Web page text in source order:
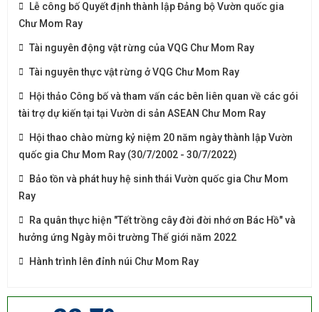
Lễ công bố Quyết định thành lập Đảng bộ Vườn quốc gia
Chư Mom Ray
Tài nguyên động vật rừng của VQG Chư Mom Ray
Tài nguyên thực vật rừng ở VQG Chư Mom Ray
Hội thảo Công bố và tham vấn các bên liên quan về các gói
tài trợ dự kiến tại tại Vườn di sản ASEAN Chư Mom Ray
Hội thao chào mừng kỷ niệm 20 năm ngày thành lập Vườn
quốc gia Chư Mom Ray (30/7/2002 - 30/7/2022)
Bảo tồn và phát huy hệ sinh thái Vườn quốc gia Chư Mom
Ray
Ra quân thực hiện "Tết trồng cây đời đời nhớ ơn Bác Hồ" và
hưởng ứng Ngày môi trường Thế giới năm 2022
Hành trình lên đỉnh núi Chư Mom Ray